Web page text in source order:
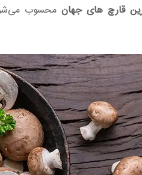
قارچ های جهان محسوب